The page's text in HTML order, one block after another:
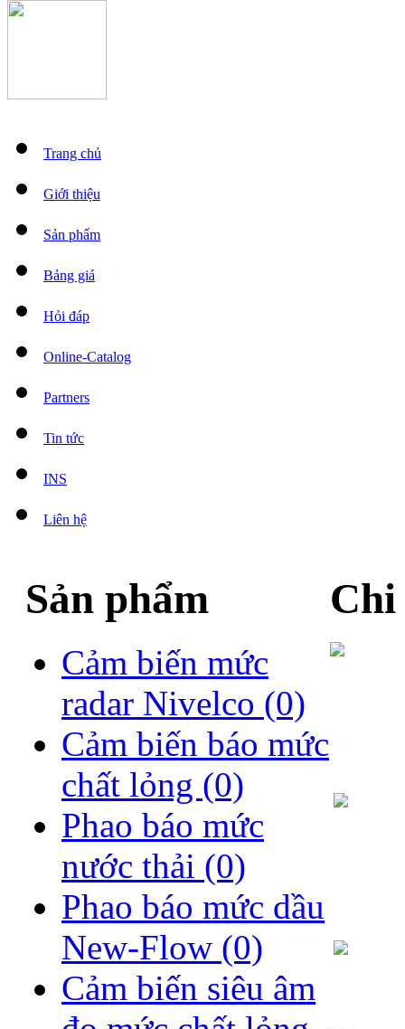
Trang chủ
Giới thiệu
Sản phẩm
Bảng giá
Hỏi đáp
Online-Catalog
Partners
Tin tức
INS
Liên hệ
Sản phẩm
Cảm biến mức
radar Nivelco (0)
Cảm biến báo mức
chất lỏng (0)
Phao báo mức
nước thải (0)
Phao báo mức dầu
New-Flow (0)
Cảm biến siêu âm
Chi